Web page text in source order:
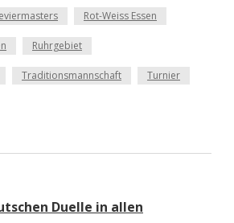
Rot-Weiss Essen
Ruhrgebiet
Traditionsmannschaft Turnier
Duelle in allen